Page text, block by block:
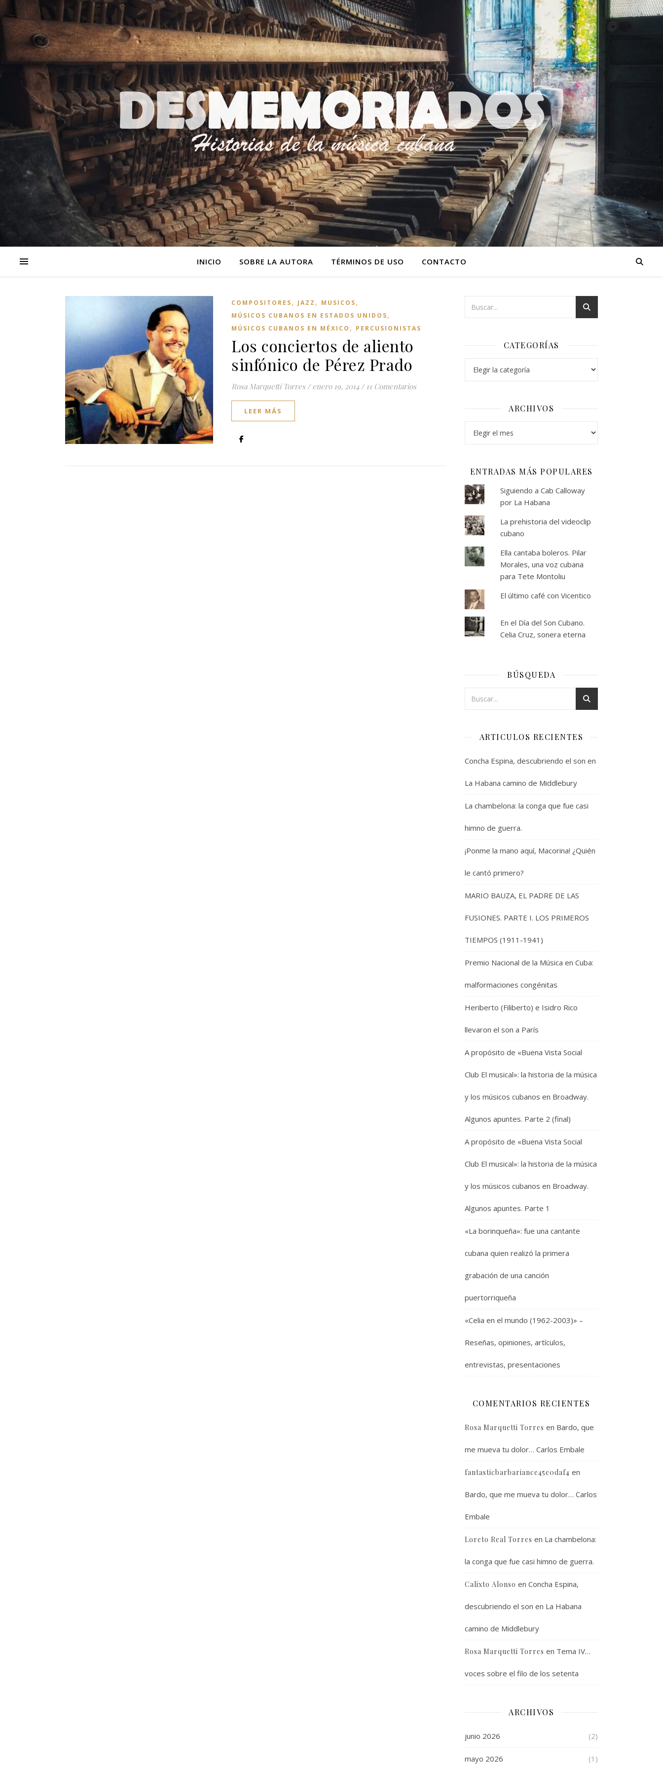
INICIO SOBRE LA AUTORA TÉRMINOS DE USO CONTACTO
COMPOSITORES, JAZZ , MUSICOS,
MÚSICOS CUBANOS EN ESTADOS UNIDOS,
MÚSICOS CUBANOS EN MÉXICO , PERCUSIONISTAS
Los conciertos de aliento
sinfónico de Pérez Prado
Rosa Marquetti Torres / enero 19, 2014 / 11 Comentarios
LEER MÁS
CATEGORÍAS
ARCHIVOS
ENTRADAS MÁS POPULARES
Siguiendo a Cab Calloway
por La Habana
La prehistoria del videoclip
cubano
Ella cantaba boleros. Pilar
Morales, una voz cubana
para Tete Montoliu
El último café con Vicentico
En el Día del Son Cubano.
Celia Cruz, sonera eterna
BÚSQUEDA
ARTICULOS RECIENTES
Concha Espina, descubriendo el son en
La Habana camino de Middlebury
La chambelona: la conga que fue casi
himno de guerra.
¡Ponme la mano aquí, Macorina! ¿Quién
le cantó primero?
MARIO BAUZA, EL PADRE DE LAS
FUSIONES. PARTE I. LOS PRIMEROS
TIEMPOS (1911-1941)
Premio Nacional de la Música en Cuba:
malformaciones congénitas
Heriberto (Filiberto) e Isidro Rico
llevaron el son a París
A propósito de «Buena Vista Social
Club El musical»: la historia de la música
y los músicos cubanos en Broadway.
Algunos apuntes. Parte 2 (final)
A propósito de «Buena Vista Social
Club El musical»: la historia de la música
y los músicos cubanos en Broadway.
Algunos apuntes. Parte 1
«La borinqueña»: fue una cantante
cubana quien realizó la primera
grabación de una canción
puertorriqueña
«Celia en el mundo (1962-2003)» –
Reseñas, opiniones, artículos,
entrevistas, presentaciones
COMENTARIOS RECIENTES
Rosa Marquetti Torres en Bardo, que
me mueva tu dolor… Carlos Embale
fantasticbarbariance45e0daf4 en
Bardo, que me mueva tu dolor… Carlos
Embale
Loreto Real Torres en La chambelona:
la conga que fue casi himno de guerra.
Calixto Alonso en Concha Espina,
descubriendo el son en La Habana
camino de Middlebury
Rosa Marquetti Torres en Tema IV…
voces sobre el filo de los setenta
ARCHIVOS
junio 2026 (2)
mayo 2026 (1)